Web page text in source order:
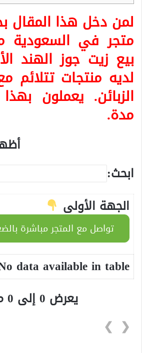
لمن دخل هذا المقال
متجر في
بيع زيت جوز الهند
لديه منتجات تتلائم
الزبائن. يعملون
مدة.
ابحث:
الجهة الأولى
تواصل مع المتجر مباشرة
data available in table
يعرض 0 إلى 0 من أصل 0 سجلّ
❮
❯